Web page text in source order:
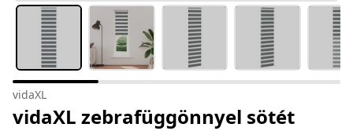
vidaXL
vidaXL zebrafüggönnyel sötét